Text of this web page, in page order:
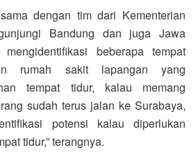
dengan tim dari Kementerian
Bandung dan juga Jawa
beberapa tempat
rumah sakit lapangan yang
tempat tidur, kalau memang
sudah terus jalan ke Surabaya,
potensi kalau diperlukan
tidur,” terangnya.